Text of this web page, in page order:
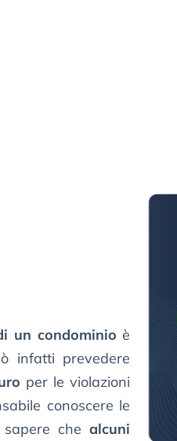
un condominio è
infatti prevedere
per le violazioni
conoscere le
sapere chealcuni